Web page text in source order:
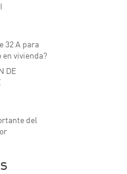
32 A para
vivienda?
DE
del